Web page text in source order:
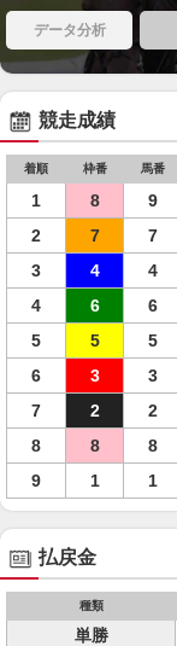
データ分析
競走成績
着順 枠番 馬番
1 8 9
2
7 7
3
4 4
4
6 6
5
5 5
6
3 3
7
2 2
8
8 8
9
1 1
払戻金
種類
単勝